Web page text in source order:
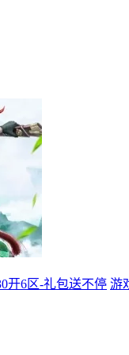
开6区-礼包送不停 游